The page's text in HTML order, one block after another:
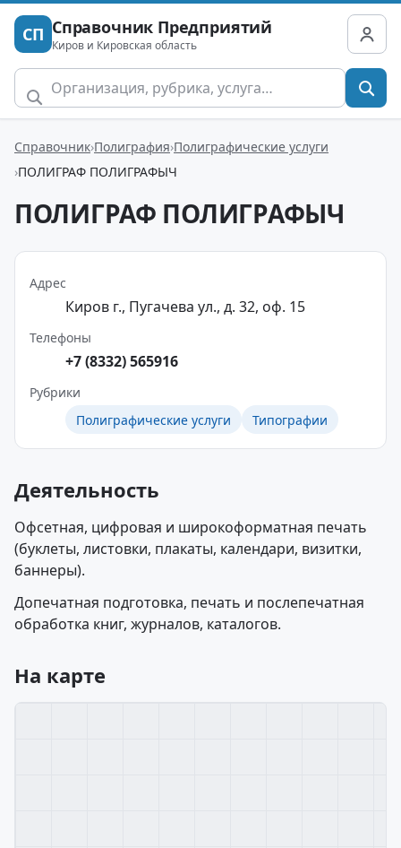
СП Справочник Предприятий
Киров и Кировская область
Справочник Полиграфия Полиграфические услуги
ПОЛИГРАФ ПОЛИГРАФЫЧ
ПОЛИГРАФ ПОЛИГРАФЫЧ
Адрес
Киров г., Пугачева ул., д. 32, оф. 15
Телефоны
+7 (8332) 565916
Рубрики
Полиграфические услуги
Типографии
Деятельность
Офсетная, цифровая и широкоформатная печать
(буклеты, листовки, плакаты, календари, визитки,
баннеры).
Допечатная подготовка, печать и послепечатная
обработка книг, журналов, каталогов.
На карте